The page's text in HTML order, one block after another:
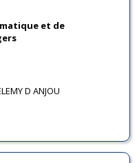
et de
D ANJOU